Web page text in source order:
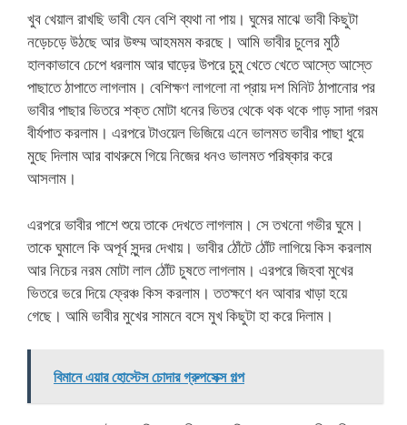
খুব খেয়াল রাখছি ভাবী যেন বেশি ব্যথা না পায়। ঘুমের মাঝে ভাবী কিছুটা
নড়েচড়ে উঠছে আর উহ্ম্ম আহমমম করছে। আমি ভাবীর চুলের মুঠি
হালকাভাবে চেপে ধরলাম আর ঘাড়ের উপরে চুমু খেতে খেতে আস্তে আস্তে
পাছাতে ঠাপাতে লাগলাম। বেশিক্ষণ লাগলো না প্রায় দশ মিনিট ঠাপানোর পর
ভাবীর পাছার ভিতরে শক্ত মোটা ধনের ভিতর থেকে থক থকে গাড় সাদা গরম
বীর্যপাত করলাম। এরপরে টাওয়েল ভিজিয়ে এনে ভালমত ভাবীর পাছা ধুয়ে
মুছে দিলাম আর বাথরুমে গিয়ে নিজের ধনও ভালমত পরিষ্কার করে
আসলাম।
এরপরে ভাবীর পাশে শুয়ে তাকে দেখতে লাগলাম। সে তখনো গভীর ঘুমে।
তাকে ঘুমালে কি অপূর্ব সুন্দর দেখায়। ভাবীর ঠোঁটে ঠোঁট লাগিয়ে কিস করলাম
আর নিচের নরম মোটা লাল ঠোঁট চুষতে লাগলাম। এরপরে জিহবা মুখের
ভিতরে ভরে দিয়ে ফ্রেঞ্চ কিস করলাম। ততক্ষণে ধন আবার খাড়া হয়ে
গেছে। আমি ভাবীর মুখের সামনে বসে মুখ কিছুটা হা করে দিলাম।
বিমানে এয়ার হোস্টেস চোদার গ্রুপসেক্স গল্প